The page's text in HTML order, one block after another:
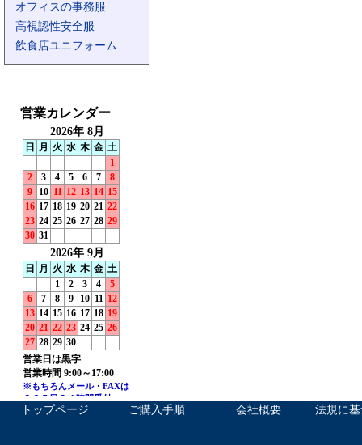
オフィスの事務服
高視認性安全服
飲食店ユニフォーム
トップページ ご購入手順 会社概要 法規に